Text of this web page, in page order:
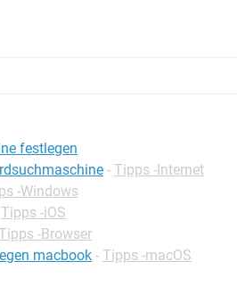
festlegen
- Tipps -Internet
-Windows
Tipps -iOS
-Browser
macbook - Tipps -macOS